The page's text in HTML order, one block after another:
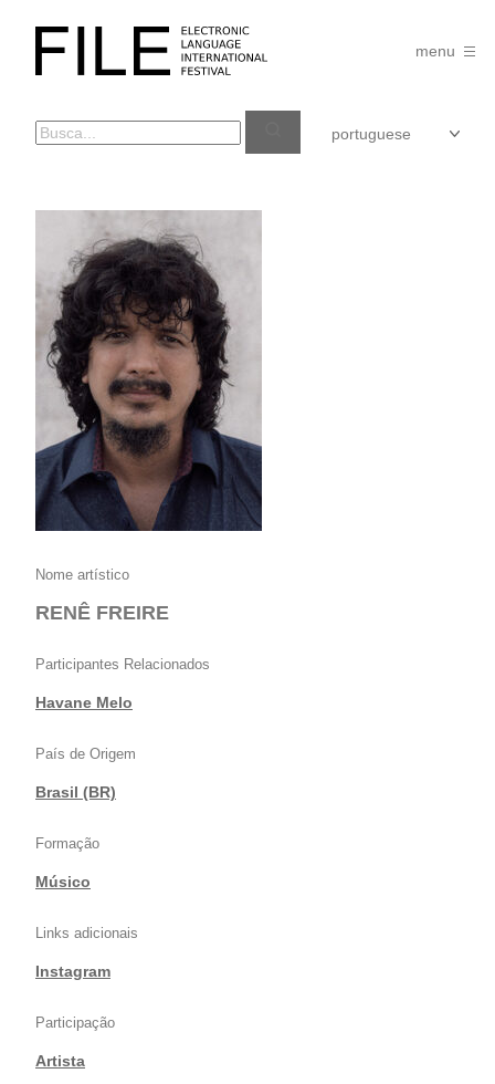
FILE
FESTIVAL
menu
FREIRE
Nome artístico
RENÊ FREIRE
Participantes Relacionados
Havane Melo
País de Origem
Brasil (BR)
Formação
Músico
Links adicionais
Instagram
Participação
Artista